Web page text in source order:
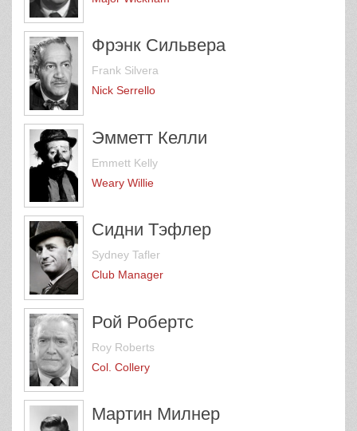
Фрэнк Сильвера
Frank Silvera
Nick Serrello
Эмметт Келли
Emmett Kelly
Weary Willie
Сидни Тэфлер
Sydney Tafler
Club Manager
Рой Робертс
Roy Roberts
Col. Collery
Мартин Милнер